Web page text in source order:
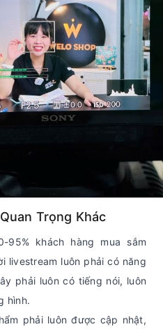
Trọng Khác
95% khách hàng mua sắm
livestream luôn phải có năng
phải luôn có tiếng nói, luôn
hình.
phải luôn được cập nhật,